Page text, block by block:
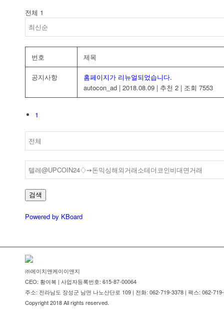
전체 1
번호 제목
공지사항
홈페이지가 리뉴얼되었습니다.
autocon_ad | 2018.08.09 | 추천 2 | 조회 7553
1
검색
Powered by KBoard
㈜에이치앤케이이앤지
CEO: 황여복 | 사업자등록번호: 615-87-00064
주소: 전라남도 장성군 남면 나노산단로 109 | 전화: 062-719-3378 | 팩스: 062-
Copyright 2018 All rights reserved.